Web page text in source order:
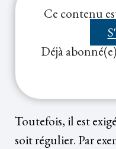
proroge ce
Ce contenu
Déjà
Toutefois, il est
soit régulier. Par